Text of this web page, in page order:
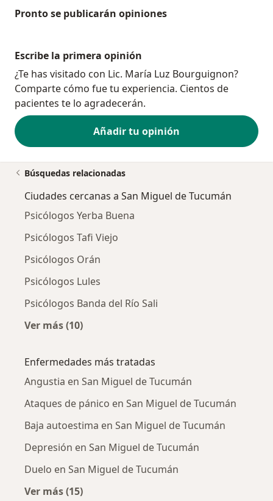
Pronto se publicarán opiniones
Escribe la primera opinión
¿Te has visitado con Lic. María Luz Bourguignon?
Comparte cómo fue tu experiencia. Cientos de
pacientes te lo agradecerán.
Añadir tu opinión
Búsquedas relacionadas
Ciudades cercanas a San Miguel de Tucumán
Psicólogos Yerba Buena
Psicólogos Tafi Viejo
Psicólogos Orán
Psicólogos Lules
Psicólogos Banda del Río Sali
Ver más (10)
Enfermedades más tratadas
Angustia en San Miguel de Tucumán
Ataques de pánico en San Miguel de Tucumán
Baja autoestima en San Miguel de Tucumán
Depresión en San Miguel de Tucumán
Duelo en San Miguel de Tucumán
Ver más (15)